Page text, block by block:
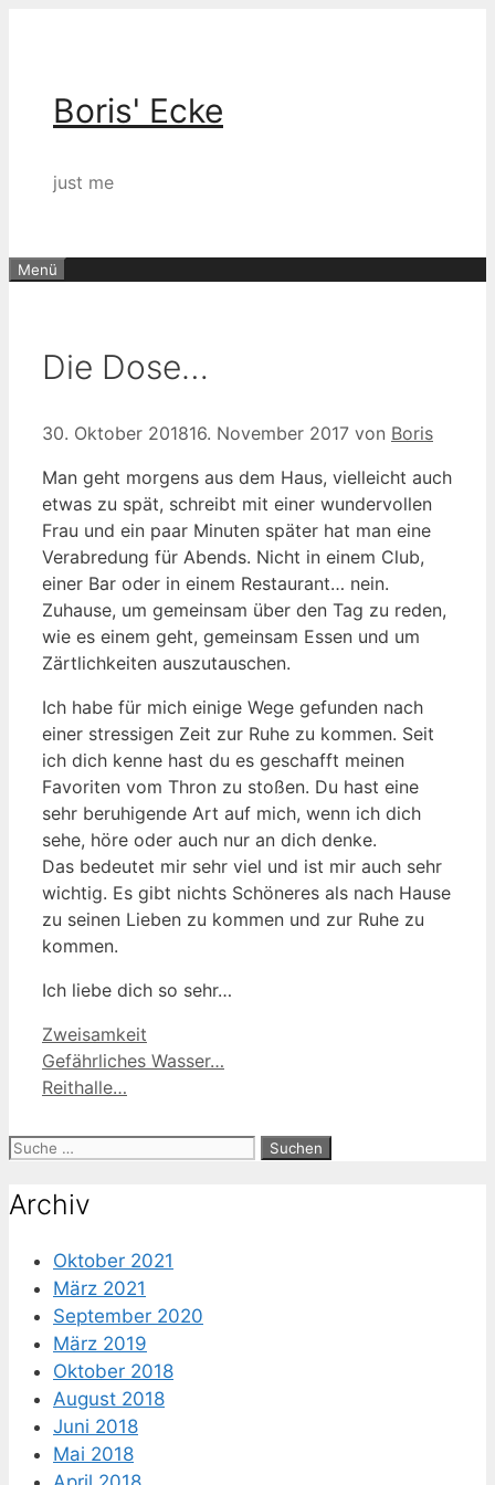
Boris' Ecke
just me
Menü
Die Dose…
30. Oktober 201816. November 2017 von Boris
Man geht morgens aus dem Haus, vielleicht auch
etwas zu spät, schreibt mit einer wundervollen
Frau und ein paar Minuten später hat man eine
Verabredung für Abends. Nicht in einem Club,
einer Bar oder in einem Restaurant… nein.
Zuhause, um gemeinsam über den Tag zu reden,
wie es einem geht, gemeinsam Essen und um
Zärtlichkeiten auszutauschen.
Ich habe für mich einige Wege gefunden nach
einer stressigen Zeit zur Ruhe zu kommen. Seit
ich dich kenne hast du es geschafft meinen
Favoriten vom Thron zu stoßen. Du hast eine
sehr beruhigende Art auf mich, wenn ich dich
sehe, höre oder auch nur an dich denke.
Das bedeutet mir sehr viel und ist mir auch sehr
wichtig. Es gibt nichts Schöneres als nach Hause
zu seinen Lieben zu kommen und zur Ruhe zu
kommen.
Ich liebe dich so sehr…
Kategorien
Zweisamkeit
Gefährliches Wasser…
Reithalle…
Suche
Archiv
Oktober 2021
März 2021
September 2020
März 2019
Oktober 2018
August 2018
Juni 2018
Mai 2018